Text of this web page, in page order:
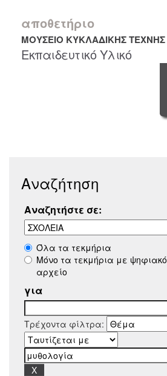
αποθετήριο
ΜΟΥΣΕΙΟ ΚΥΚΛΑΔΙΚΗΣ ΤΕΧΝΗΣ
Εκπαιδευτικό Υλικό
Αναζήτηση
Αναζητήστε σε:
Όλα τα τεκμήρια
Μόνο τα τεκμήρια με ψηφιακό
αρχείο
για
Τρέχοντα φίλτρα: